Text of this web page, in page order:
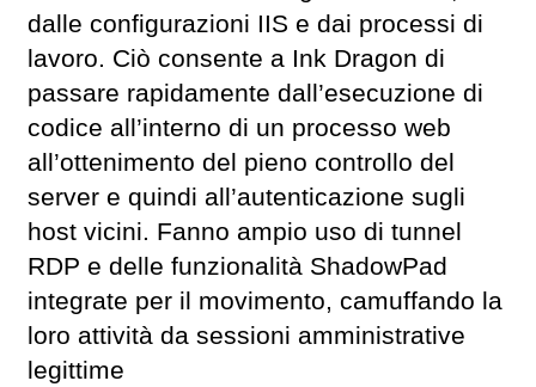
dalle configurazioni IIS e dai processi di
lavoro. Ciò consente a Ink Dragon di
passare rapidamente dall’esecuzione di
codice all’interno di un processo web
all’ottenimento del pieno controllo del
server e quindi all’autenticazione sugli
host vicini. Fanno ampio uso di tunnel
RDP e delle funzionalità ShadowPad
integrate per il movimento, camuffando la
loro attività da sessioni amministrative
legittime